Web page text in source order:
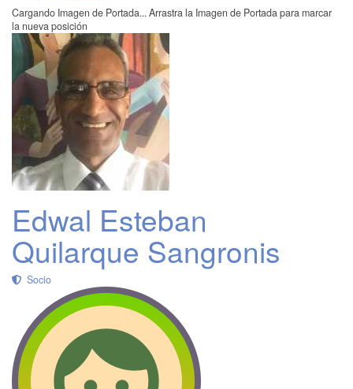
Cargando Imagen de Portada... Arrastra la Imagen de Portada para marcar
la nueva posición
Edwal Esteban
Quilarque Sangronis
Socio